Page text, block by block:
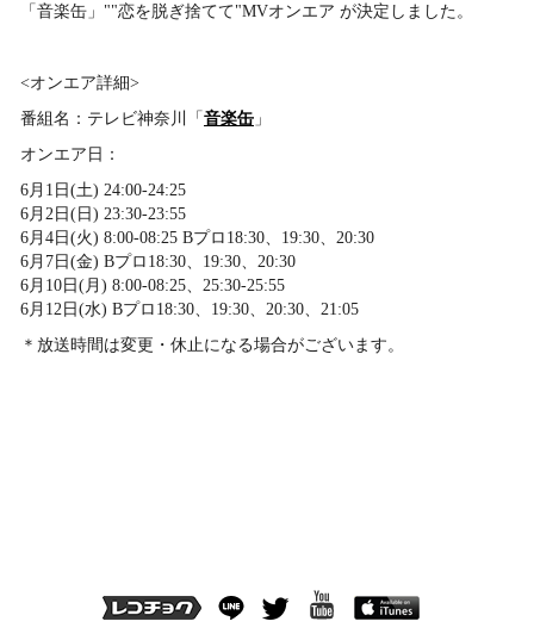
「音楽缶」""恋を脱ぎ捨てて"MVオンエア が決定しました。
<オンエア詳細>
番組名：テレビ神奈川「音楽缶 」
オンエア日：
6月1日(土) 24:00-24:25
6月2日(日) 23:30-23:55
6月4日(火) 8:00-08:25 Bプロ18:30、19:30、20:30
6月7日(金) Bプロ18:30、19:30、20:30
6月10日(月) 8:00-08:25、25:30-25:55
6月12日(水) Bプロ18:30、19:30、20:30、21:05
＊放送時間は変更・休止になる場合がございます。